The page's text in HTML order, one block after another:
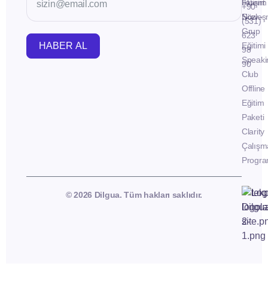
HABER AL
İletişim
Fluent
Now -
Grup
Eğitimi
Club
Offline
Eğitim
Paketi
Clarity
+90
(531)
623
98
90
© 2026 Dilgua. Tüm hakları saklıdır.